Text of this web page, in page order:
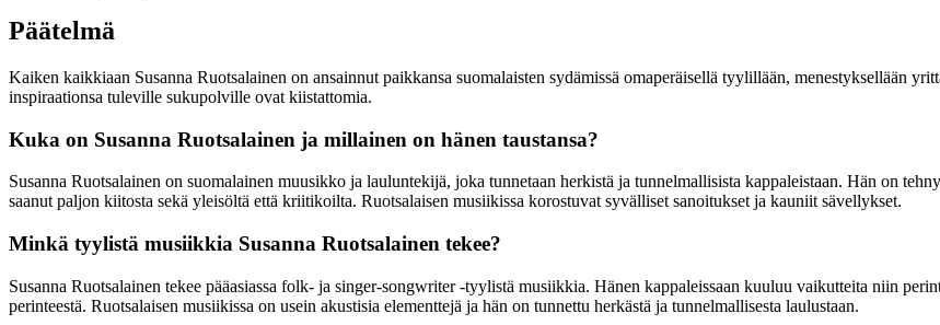
Päätelmä
Kaiken kaikkiaan Susanna Ruotsalainen on ansainnut paikkansa suomalaisten sydämissä omaperäisellä tyylillään, menestyksellään
inspiraationsa tuleville sukupolville ovat kiistattomia.
Kuka on Susanna Ruotsalainen ja millainen on hänen taustansa?
Susanna Ruotsalainen on suomalainen muusikko ja lauluntekijä, joka tunnetaan herkistä ja tunnelmallisista kappaleistaan. Hän on
saanut paljon kiitosta sekä yleisöltä että kriitikoilta. Ruotsalaisen musiikissa korostuvat syvälliset sanoitukset ja kauniit sävellykset.
Minkä tyylistä musiikkia Susanna Ruotsalainen tekee?
Susanna Ruotsalainen tekee pääasiassa folk- ja singer-songwriter -tyylistä musiikkia. Hänen kappaleissaan kuuluu vaikutteita niin
perinteestä. Ruotsalaisen musiikissa on usein akustisia elementtejä ja hän on tunnettu herkästä ja tunnelmallisesta laulustaan.